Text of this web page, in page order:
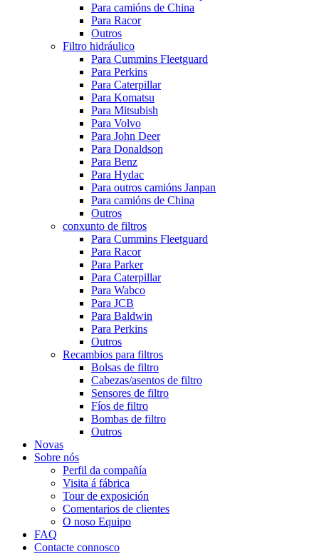
Para camións de China
Para Racor
Outros
Filtro hidráulico
Para Cummins Fleetguard
Para Perkins
Para Caterpillar
Para Komatsu
Para Mitsubish
Para Volvo
Para John Deer
Para Donaldson
Para Benz
Para Hydac
Para outros camións Janpan
Para camións de China
Outros
conxunto de filtros
Para Cummins Fleetguard
Para Racor
Para Parker
Para Caterpillar
Para Wabco
Para JCB
Para Baldwin
Para Perkins
Outros
Recambios para filtros
Bolsas de filtro
Cabezas/asentos de filtro
Sensores de filtro
Fíos de filtro
Bombas de filtro
Outros
Novas
Sobre nós
Perfil da compañía
Visita á fábrica
Tour de exposición
Comentarios de clientes
O noso Equipo
FAQ
Contacte connosco